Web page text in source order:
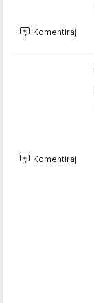
Komentiraj
Komentiraj